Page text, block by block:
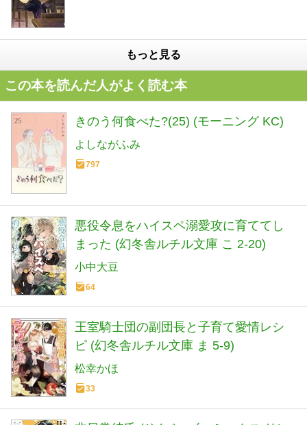
もっと見る
この本を読んだ人がよく読む本
きのう何食べた?(25) (モーニング KC)
よしながふみ
797
悪役令息をハイスペ溺愛攻に育ててし
まった (幻冬舎ルチル文庫 こ 2-20)
小中大豆
64
王室騎士団の副団長と子育て愛情レシ
ピ (幻冬舎ルチル文庫 ま 5-9)
松幸かほ
33